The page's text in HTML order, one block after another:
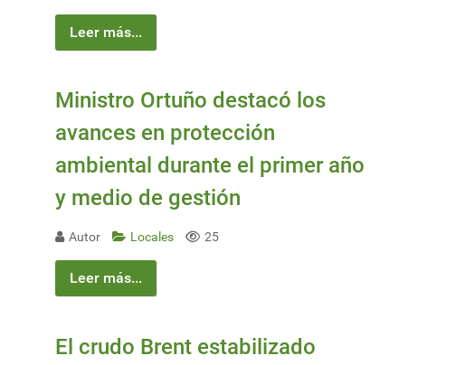
Leer más...
Ministro Ortuño destacó los
avances en protección
ambiental durante el primer año
y medio de gestión
Autor Locales 25
Leer más...
El crudo Brent estabilizado